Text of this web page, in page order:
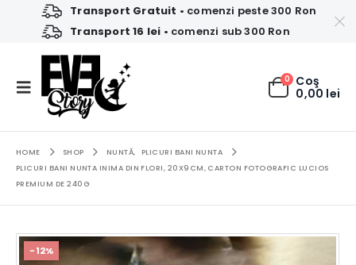
Transport Gratuit • comenzi peste 300 Ron
Transport 16 lei • comenzi sub 300 Ron
0 Coş
0,00 lei
HOME SHOP NUNTĂ,
PLICURI BANI NUNTA
PLICURI BANI NUNTA INIMA DIN FLORI, 20X9CM, CARTON FOTOGRAFIC LUCIOS
PREMIUM DE 240G
-12%